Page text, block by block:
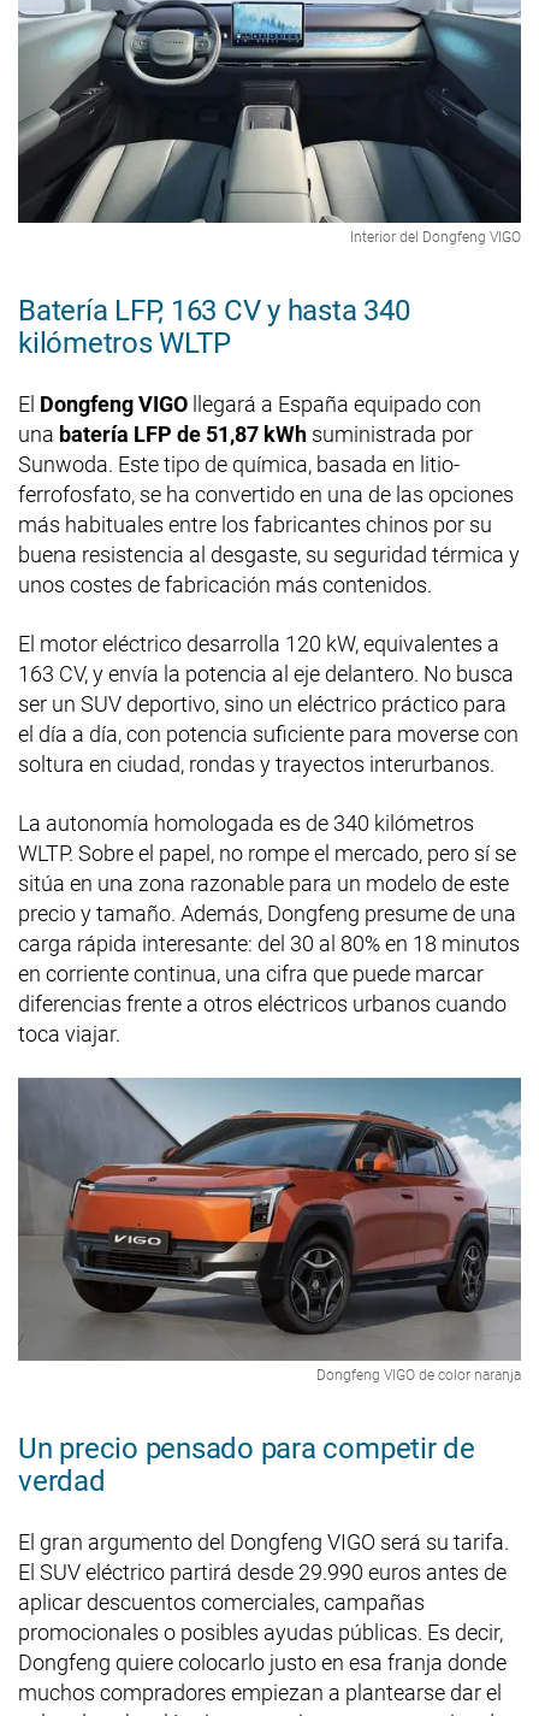
Interior del Dongfeng VIGO
Batería LFP, 163 CV y hasta 340
kilómetros WLTP
El Dongfeng VIGO llegará a España equipado con
una batería LFP de 51,87 kWh suministrada por
Sunwoda. Este tipo de química, basada en litio-
ferrofosfato, se ha convertido en una de las opciones
más habituales entre los fabricantes chinos por su
buena resistencia al desgaste, su seguridad térmica y
unos costes de fabricación más contenidos.
El motor eléctrico desarrolla 120 kW, equivalentes a
163 CV, y envía la potencia al eje delantero. No busca
ser un SUV deportivo, sino un eléctrico práctico para
el día a día, con potencia suficiente para moverse con
soltura en ciudad, rondas y trayectos interurbanos.
La autonomía homologada es de 340 kilómetros
WLTP. Sobre el papel, no rompe el mercado, pero sí se
sitúa en una zona razonable para un modelo de este
precio y tamaño. Además, Dongfeng presume de una
carga rápida interesante: del 30 al 80% en 18 minutos
en corriente continua, una cifra que puede marcar
diferencias frente a otros eléctricos urbanos cuando
toca viajar.
Dongfeng VIGO de color naranja
Un precio pensado para competir de
verdad
El gran argumento del Dongfeng VIGO será su tarifa.
El SUV eléctrico partirá desde 29.990 euros antes de
aplicar descuentos comerciales, campañas
promocionales o posibles ayudas públicas. Es decir,
Dongfeng quiere colocarlo justo en esa franja donde
muchos compradores empiezan a plantearse dar el